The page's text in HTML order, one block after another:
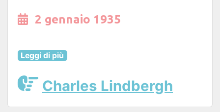
2 gennaio 1935
Leggi di più
Charles Lindbergh